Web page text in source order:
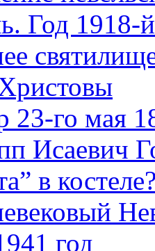
Год 1918-
23-го мая
Исаевич
в
год